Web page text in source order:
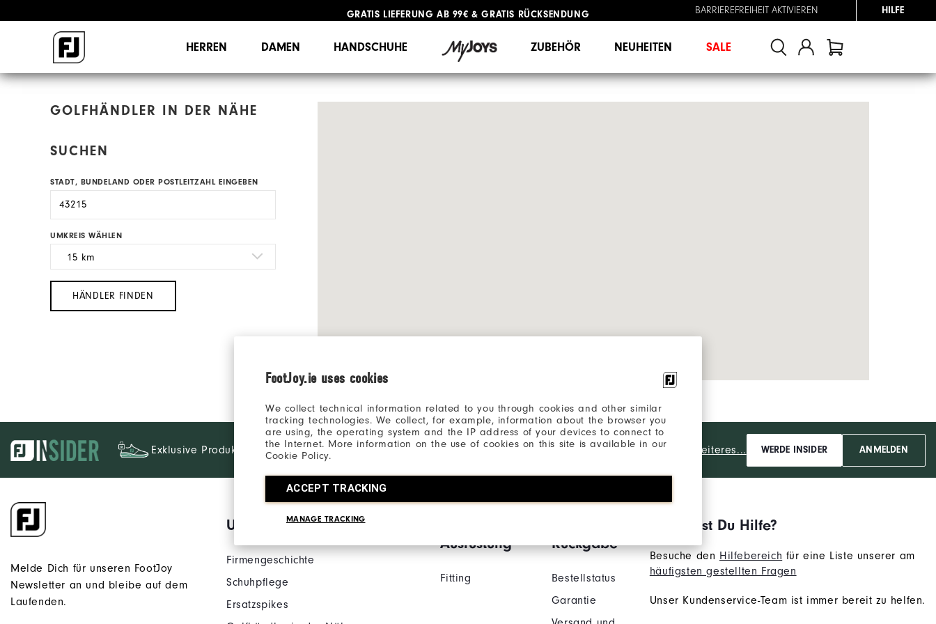
FootJoy.ie uses cookies
We collect technical information related to you through cookies and other similar
tracking technologies. We collect, for example, information about the browser you
are using, the operating system and the IP address of your devices to connect to
the Internet. More information on the use of cookies on this site is available in our
Cookie Policy.
ACCEPT TRACKING
MANAGE TRACKING
GRATIS LIEFERUNG AB 99€ &GRATIS RÜCKSENDUNG BARRIEREFREIHEIT AKTIVIEREN HILFE
HERREN DAMEN HANDSCHUHE ZUBEHÖR NEUHEITEN SALE
GOLFHÄNDLER IN DER NÄHE
SUCHEN
STADT, BUNDELAND ODER POSTLEITZAHL EINGEBEN
UMKREIS WÄHLEN
HÄNDLER FINDEN
Exklusive Produkte Zugang hinter den Kulissen Produkt-Input Und weiteres... WERDE INSIDER ANMELDEN
Melde Dich für unseren FootJoy
Newsletter an und bleibe auf dem
Laufenden.
Unsere Marke
Firmengeschichte
Schuhpflege
Ersatzspikes
Ausrüstung
Fitting
Rückgabe
Bestellstatus
Garantie
Benötigst Du Hilfe?
Besuche den Hilfebereich für eine Liste unserer am
häufigsten gestellten Fragen
Unser Kundenservice-Team ist immer bereit zu helfen.